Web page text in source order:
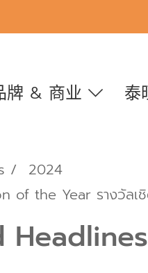
牌 & 商业 泰
2024
of the Year รางวัลเ